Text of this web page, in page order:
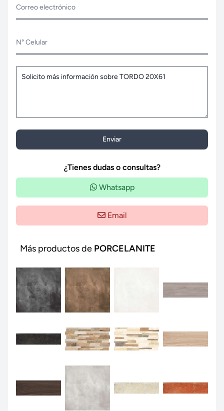
Correo electrónico
N° Celular
Enviar
¿Tienes dudas o consultas?
Whatsapp
Email
Más productos de PORCELANITE